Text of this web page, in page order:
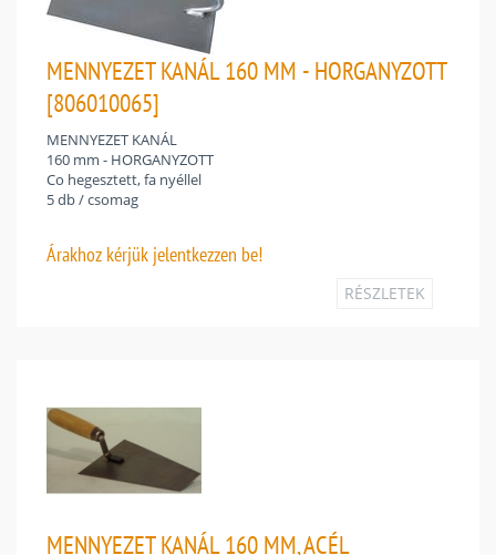
MENNYEZET KANÁL 160 MM - HORGANYZOTT
[806010065]
MENNYEZET KANÁL
160 mm - HORGANYZOTT
Co hegesztett, fa nyéllel
5 db / csomag
Árakhoz kérjük jelentkezzen be!
RÉSZLETEK
MENNYEZET KANÁL 160 MM, ACÉL